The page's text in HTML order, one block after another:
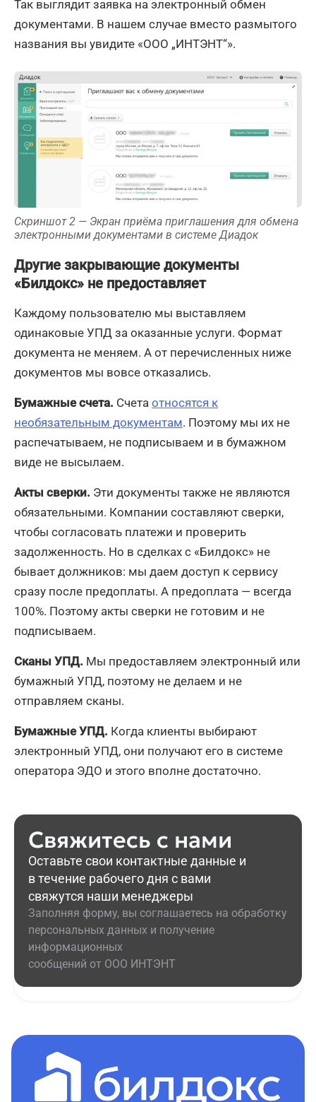
Так выглядит заявка на электронный обмен
документами. В нашем случае вместо размытого
названия вы увидите «ООО „ИНТЭНТ“».
Скриншот 2 — Экран приёма приглашения для обмена
электронными документами в системе Диадок
Другие закрывающие документы
«Билдокс» не предоставляет
Каждому пользователю мы выставляем
одинаковые УПД за оказанные услуги. Формат
документа не меняем. А от перечисленных ниже
документов мы вовсе отказались.
Бумажные счета. Счета относятся к
необязательным документам. Поэтому мы их не
распечатываем, не подписываем и в бумажном
виде не высылаем.
Акты сверки. Эти документы также не являются
обязательными. Компании составляют сверки,
чтобы согласовать платежи и проверить
задолженность. Но в сделках с «Билдокс» не
бывает должников: мы даем доступ к сервису
сразу после предоплаты. А предоплата — всегда
100%. Поэтому акты сверки не готовим и не
подписываем.
Сканы УПД. Мы предоставляем электронный или
бумажный УПД, поэтому не делаем и не
отправляем сканы.
Бумажные УПД. Когда клиенты выбирают
электронный УПД, они получают его в системе
оператора ЭДО и этого вполне достаточно.
Свяжитесь с нами
Оставьте свои контактные данные и
в течение рабочего дня с вами
свяжутся наши менеджеры
Заполняя форму, вы соглашаетесь на обработку
персональных данных и получение
информационных
сообщений от ООО ИНТЭНТ